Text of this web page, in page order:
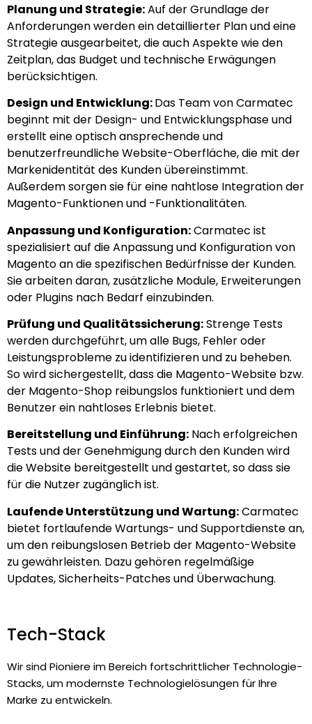
Planung und Strategie:Auf der Grundlage der
Anforderungen werden ein detaillierter Plan und eine
Strategie ausgearbeitet, die auch Aspekte wie den
Zeitplan, das Budget und technische Erwägungen
berücksichtigen.
Design und Entwicklung:Das Team von Carmatec
beginnt mit der Design- und Entwicklungsphase und
erstellt eine optisch ansprechende und
benutzerfreundliche Website-Oberfläche, die mit der
Markenidentität des Kunden übereinstimmt.
Außerdem sorgen sie für eine nahtlose Integration der
Magento-Funktionen und -Funktionalitäten.
Anpassung und Konfiguration:Carmatec ist
spezialisiert auf die Anpassung und Konfiguration von
Magento an die spezifischen Bedürfnisse der Kunden.
Sie arbeiten daran, zusätzliche Module, Erweiterungen
oder Plugins nach Bedarf einzubinden.
Prüfung und Qualitätssicherung:Strenge Tests
werden durchgeführt, um alle Bugs, Fehler oder
Leistungsprobleme zu identifizieren und zu beheben.
So wird sichergestellt, dass die Magento-Website bzw.
der Magento-Shop reibungslos funktioniert und dem
Benutzer ein nahtloses Erlebnis bietet.
Bereitstellung und Einführung: Nach erfolgreichen
Tests und der Genehmigung durch den Kunden wird
die Website bereitgestellt und gestartet, so dass sie
für die Nutzer zugänglich ist.
Laufende Unterstützung und Wartung:Carmatec
bietet fortlaufende Wartungs- und Supportdienste an,
um den reibungslosen Betrieb der Magento-Website
zu gewährleisten. Dazu gehören regelmäßige
Updates, Sicherheits-Patches und Überwachung.
Tech-Stack
Wir sind Pioniere im Bereich fortschrittlicher Technologie-
Stacks, um modernste Technologielösungen für Ihre
Marke zu entwickeln.